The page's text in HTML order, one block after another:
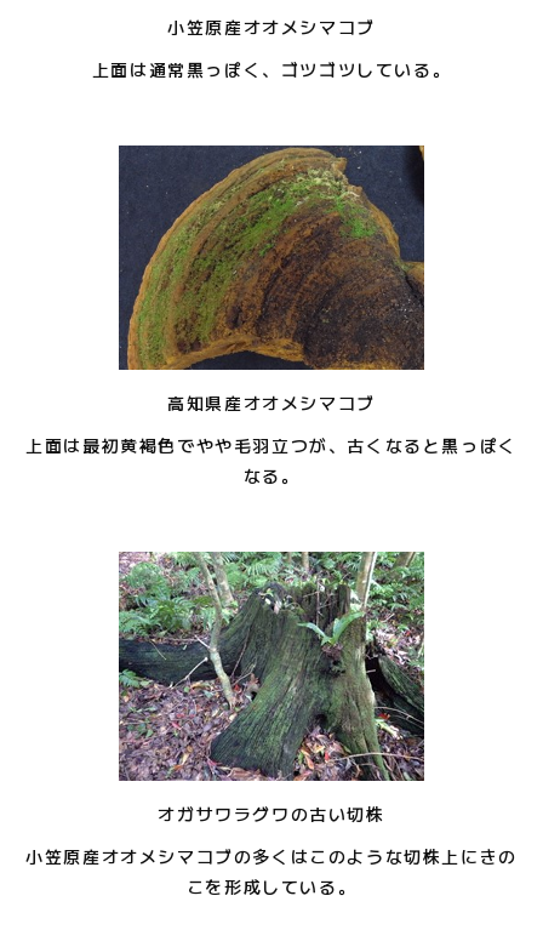
小笠原産オオメシマコブ
上面は通常黒っぽく、ゴツゴツしている。
高知県産オオメシマコブ
上面は最初黄褐色でやや毛羽立つが、古くなると黒っぽく
なる。
オガサワラグワの古い切株
小笠原産オオメシマコブの多くはこのような切株上にきの
こを形成している。